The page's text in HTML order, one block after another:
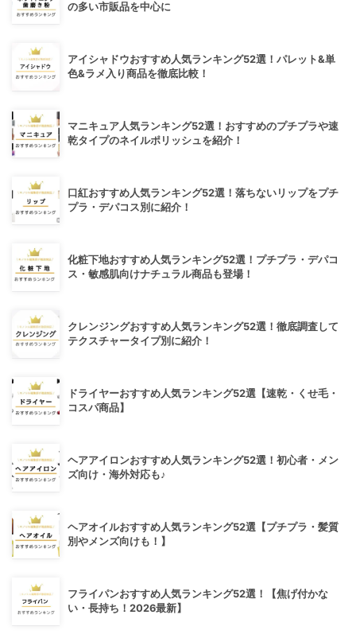
の多い市販品を中心に
アイシャドウおすすめ人気ランキング52選！パレット&単
色&ラメ入り商品を徹底比較！
マニキュア人気ランキング52選！おすすめのプチプラや速
乾タイプのネイルポリッシュを紹介！
口紅おすすめ人気ランキング52選！落ちないリップをプチ
プラ・デパコス別に紹介！
化粧下地おすすめ人気ランキング52選！プチプラ・デパコ
ス・敏感肌向けナチュラル商品も登場！
クレンジングおすすめ人気ランキング52選！徹底調査して
テクスチャータイプ別に紹介！
ドライヤーおすすめ人気ランキング52選【速乾・くせ毛・
コスパ商品】
ヘアアイロンおすすめ人気ランキング52選！初心者・メン
ズ向け・海外対応も♪
ヘアオイルおすすめ人気ランキング52選【プチプラ・髪質
別やメンズ向けも！】
フライパンおすすめ人気ランキング52選！【焦げ付かな
い・長持ち！2026最新】